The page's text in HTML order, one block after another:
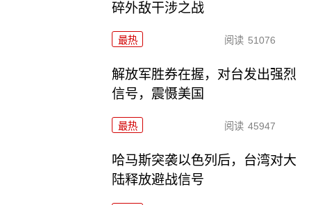
碎外敌干涉之战
最热 阅读 51076
解放军胜券在握，对台发出强烈
信号，震慑美国
最热 阅读 45947
哈马斯突袭以色列后，台湾对大
陆释放避战信号